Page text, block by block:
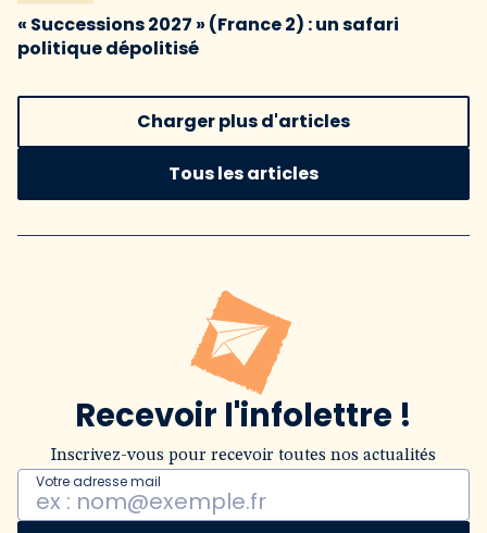
« Successions 2027 » (France 2) : un safari
politique dépolitisé
Charger plus d'articles
Tous les articles
Recevoir l'infolettre !
Inscrivez-vous pour recevoir toutes nos actualités
Votre adresse mail